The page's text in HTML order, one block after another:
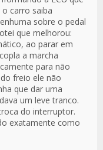
carro saiba
sobre o pedal
que melhorou:
ao parar em
a marcha
para não
freio ele não
que dar uma
um leve tranco.
do interruptor.
exatamente como